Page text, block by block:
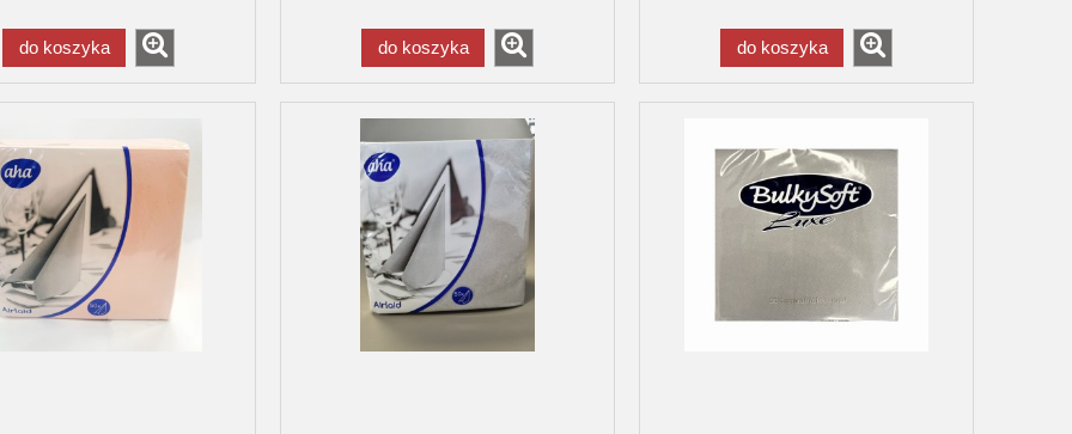
do koszyka do koszyka do koszyka